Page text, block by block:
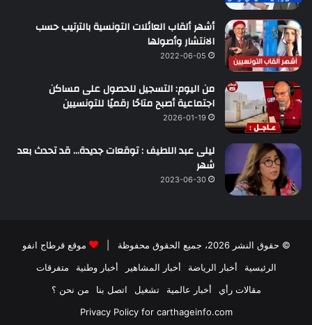
أشهر ألقاب العائلات التونسية بالترتيب حسب
الانتشار وأصولها
2022-06-05
من اليوم: التسجيل للحصول على مساكن
اجتماعية أصبح متاحًا رقميًا للتونسيين
2026-01-19
ليلى عبد اللطيف : توقعات جديدة… قد تحدث بعد
شهر
2023-06-30
© حقوق النشر 2026، جميع الحقوق محفوظة |
موقع قرطاج انفو
الرئيسية
أخبار الرياضة أخبار المشاهير أخبار وطنية
متفرقات
مقالات رأي
أخبار عالمية تشغيل اتصل بنا
من نحن ؟
Privacy Policy for carthageinfo.com